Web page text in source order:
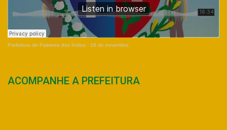
Prefeitura de Palmeira dos Índios · 16 de novembro
ACOMPANHE A PREFEITURA